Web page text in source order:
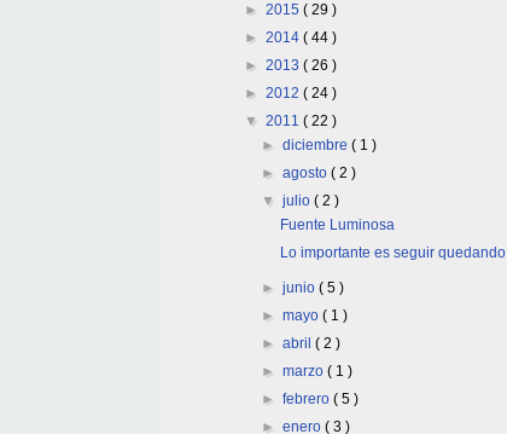
► 2015 ( 29 )
► 2014 ( 44 )
► 2013 ( 26 )
► 2012 ( 24 )
▼ 2011 ( 22 )
►diciembre( 1 )
►agosto( 2 )
▼julio( 2 )
Fuente Luminosa
Lo importante es seguir quedando
►junio( 5 )
►mayo( 1 )
►abril( 2 )
►marzo( 1 )
►febrero( 5 )
►enero( 3 )